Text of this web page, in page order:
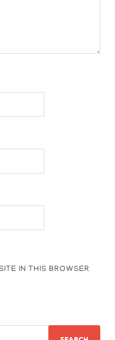
IN THIS BROWSER